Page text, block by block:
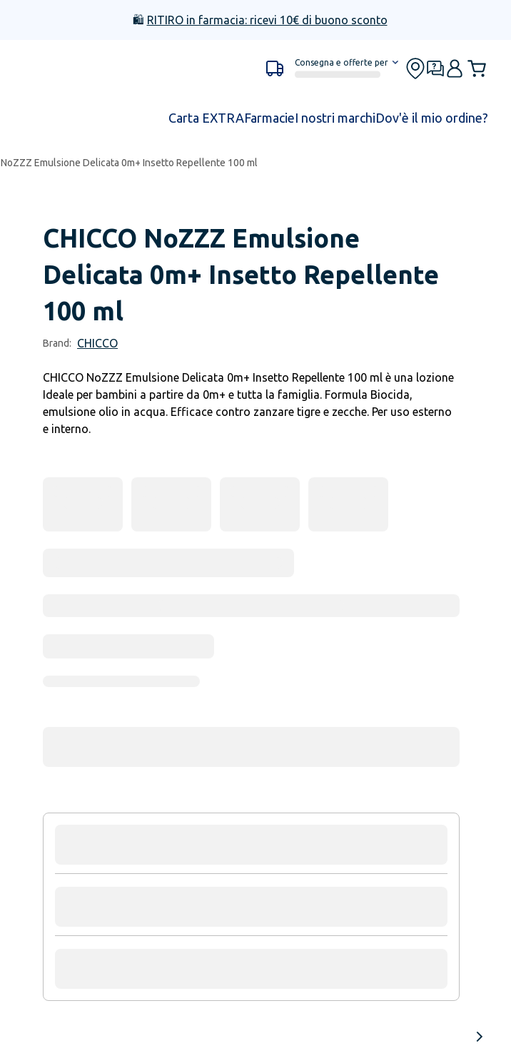
🛍️ RITIRO in farmacia: ricevi 10€ di buono sconto
Consegna e offerte per
Carta EXTRAFarmacieI nostri marchiDov'è il mio ordine?
NoZZZ Emulsione Delicata 0m+ Insetto Repellente 100 ml
CHICCO NoZZZ Emulsione
Delicata 0m+ Insetto Repellente
100 ml
Brand: CHICCO
CHICCO NoZZZ Emulsione Delicata 0m+ Insetto Repellente 100 ml è una lozione
Ideale per bambini a partire da 0m+ e tutta la famiglia. Formula Biocida,
emulsione olio in acqua. Efficace contro zanzare tigre e zecche. Per uso esterno
e interno.